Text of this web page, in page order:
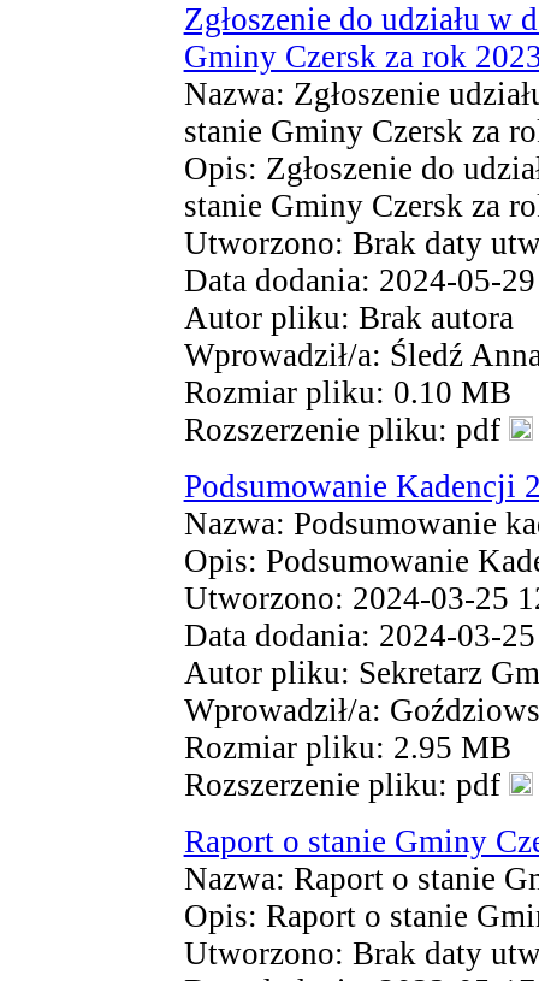
Zgłoszenie do udziału w
Gminy Czersk za rok
Nazwa: Zgłoszenie
stanie Gminy Czersk za
Opis: Zgłoszenie do
stanie Gminy Czersk za
Utworzono: Brak daty
Data dodania: 2024-05-
Autor pliku: Brak autora
Wprowadził/a: Śledź
Rozmiar pliku: 0.10 MB
Rozszerzenie pliku: pdf
Podsumowanie Kadencji
Nazwa: Podsumowanie
Opis: Podsumowanie
Utworzono: 2024-03-25
Data dodania: 2024-03-
Autor pliku: Sekretarz
Wprowadził/a:
Rozmiar pliku: 2.95 MB
Rozszerzenie pliku: pdf
Raport o stanie Gminy
Nazwa: Raport o stanie
Opis: Raport o stanie
Utworzono: Brak daty